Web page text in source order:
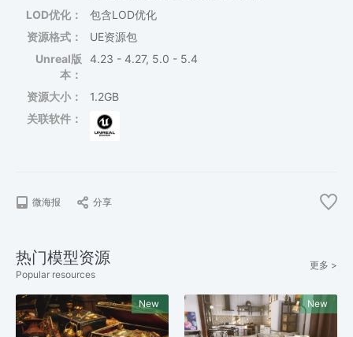
LOD优化：
包含LOD优化
资源格式：
UE资源包
Unreal版
本：
4.23 - 4.27, 5.0 - 5.4
资源大小：
1.2GB
关联软件：
微海报 分享
热门模型资源
Popular resources
更多 >